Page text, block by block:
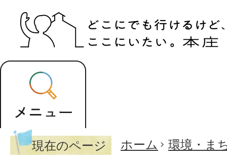
現在のページ ホーム 環境・ま